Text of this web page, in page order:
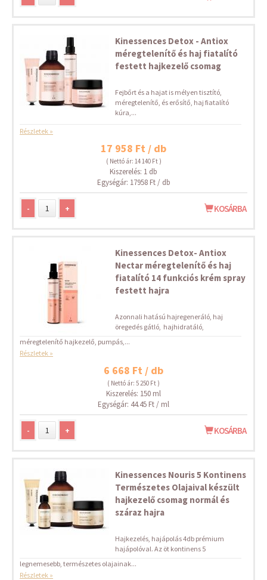
Kinessences Detox - Antiox
méregtelenítő és haj fiatalító
festett hajkezelő csomag
Fejbőrt és a hajat is mélyen tisztító,
méregtelenítő, és erősítő, haj fiatalító
kúra,...
Részletek »
17 958 Ft / db
( Nettó ár: 14 140 Ft )
Kiszerelés: 1 db
Egységár: 17958 Ft / db
- + KOSÁRBA
Kinessences Detox- Antiox
Nectar méregtelenítő és haj
fiatalító 14 funkciós krém spray
festett hajra
Azonnali hatású hajregeneráló, haj
öregedés gátló, hajhidratáló,
méregtelenítő hajkezelő, pumpás,...
Részletek »
6 668 Ft / db
( Nettó ár: 5 250 Ft )
Kiszerelés: 150 ml
Egységár: 44.45 Ft / ml
- + KOSÁRBA
Kinessences Nouris 5 Kontinens
Természetes Olajaival készült
hajkezelő csomag normál és
száraz hajra
Hajkezelés, hajápolás 4db prémium
hajápolóval. Az öt kontinens 5
legnemesebb, természetes olajainak...
Részletek »